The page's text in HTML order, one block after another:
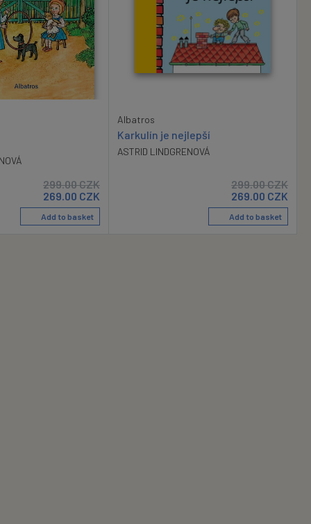
299.00CZK
269.00 CZK
Add to basket
Albatros
Karkulín je nejlepší
ASTRID LINDGRENOVÁ
299.00CZK
269.00 CZK
Add to basket